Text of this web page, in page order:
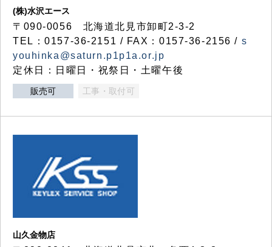
(株)水沢エース
〒090-0056 北海道北見市卸町2-3-2
TEL：0157-36-2151 / FAX：0157-36-2156 / s
youhinka@saturn.p1p1a.or.jp
定休日：日曜日・祝祭日・土曜午後
販売可 工事・取付可
山久金物店